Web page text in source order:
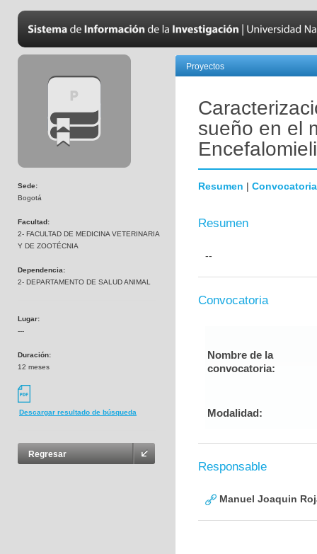
Sede:
Bogotá
Facultad:
2- FACULTAD DE MEDICINA VETERINARIA
Y DE ZOOTÉCNIA
Dependencia:
2- DEPARTAMENTO DE SALUD ANIMAL
Lugar:
---
Duración:
12 meses
Descargar resultado de búsqueda
Regresar
Proyectos
sueño en el
Resumen | Convocatoria
Resumen
--
Convocatoria
Nombre de la
convocatoria:
Modalidad:
Responsable
Manuel Joaquin